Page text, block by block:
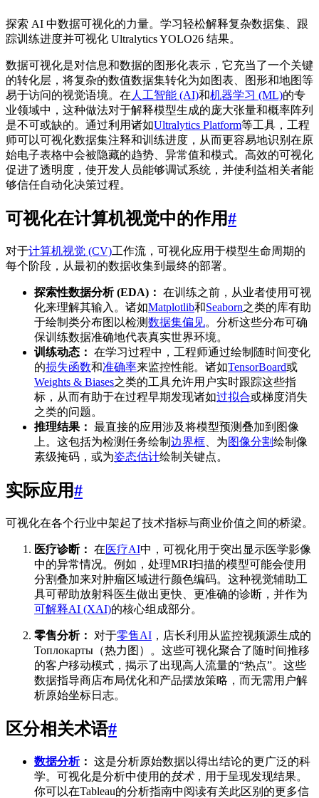
探索 AI 中数据可视化的力量。学习轻松解释复杂数据集、跟
踪训练进度并可视化 Ultralytics YOLO26 结果。
数据可视化是对信息和数据的图形化表示，它充当了一个关键
的转化层，将复杂的数值数据集转化为如图表、图形和地图等
易于访问的视觉语境。在 人工智能 (AI)和机器学习 (ML)的专
业领域中，这种做法对于解释模型生成的庞大张量和概率阵列
是不可或缺的。通过利用诸如Ultralytics Platform等工具，工程
师可以可视化数据集注释和训练进度，从而更容易地识别在原
始电子表格中会被隐藏的趋势、异常值和模式。高效的可视化
促进了透明度，使开发人员能够调试系统，并使利益相关者能
够信任自动化决策过程。
可视化在计算机视觉中的作用#
对于计算机视觉 (CV)工作流，可视化应用于模型生命周期的
每个阶段，从最初的数据收集到最终的部署。
探索性数据分析 (EDA)： 在训练之前，从业者使用可视
化来理解其输入。诸如Matplotlib和Seaborn之类的库有助
于绘制类分布图以检测数据集偏见。分析这些分布可确
保训练数据准确地代表真实世界环境。
训练动态： 在学习过程中，工程师通过绘制随时间变化
的损失函数和准确率来监控性能。诸如TensorBoard或
Weights & Biases之类的工具允许用户实时跟踪这些指
标，从而有助于在过程早期发现诸如过拟合或梯度消失
之类的问题。
推理结果： 最直接的应用涉及将模型预测叠加到图像
上。这包括为检测任务绘制 边界框 、为图像分割绘制像
素级掩码，或为姿态估计绘制关键点。
实际应用#
可视化在各个行业中架起了技术指标与商业价值之间的桥梁。
医疗诊断： 在医疗AI中，可视化用于突出显示医学影像
中的异常情况。例如，处理MRI扫描的模型可能会使用
分割叠加来对肿瘤区域进行颜色编码。这种视觉辅助工
具可帮助放射科医生做出更快、更准确的诊断，并作为
可解释AI (XAI)的核心组成部分。
零售分析： 对于零售AI ，店长利用从监控视频源生成的
Топлокарты（热力图）。这些可视化聚合了随时间推移
的客户移动模式，揭示了出现高人流量的“热点”。这些
数据指导商店布局优化和产品摆放策略，而无需用户解
析原始坐标日志。
区分相关术语#
数据分析： 这是分析原始数据以得出结论的更广泛的科
学。可视化是分析中使用的技术，用于呈现发现结果。
你可以在Tableau的分析指南中阅读有关此区别的更多信